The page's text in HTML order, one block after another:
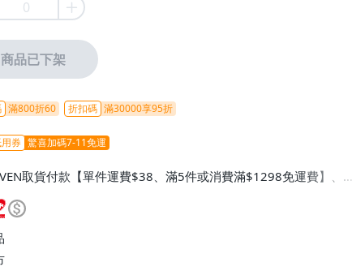
商品已下架
滿800折60 折扣碼 滿30000享95折
券 驚喜加碼7-11免運
取貨付款【單件運費$38、滿5件或消費滿$1298免運費】、7-
取貨不付款【免運費】、萊爾富取貨付款【單件運費$60、滿5件
滿$1298免運費】、宅配/貨運【單件運費$120、滿5件或消費滿
運費】